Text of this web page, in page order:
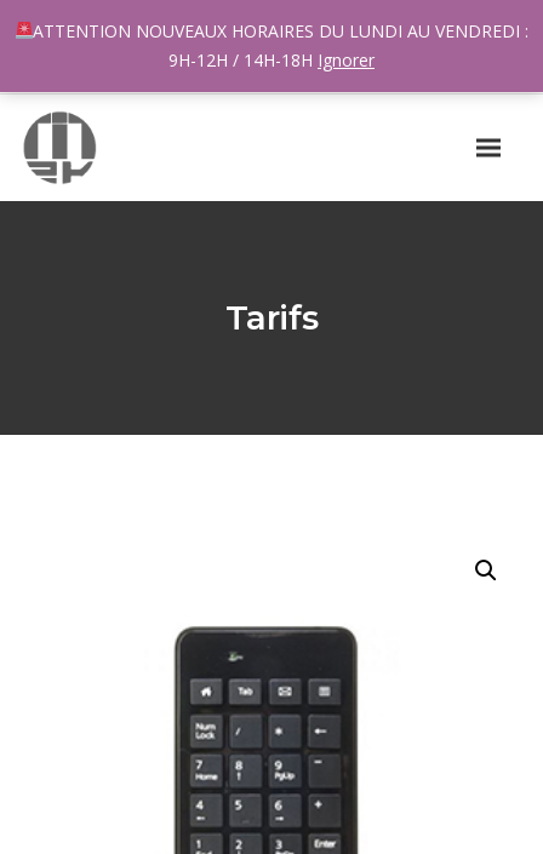
contact@m2k.fr
Tarifs
ATTENTION NOUVEAUX HORAIRES DU LUNDI AU VENDREDI :
9H-12H / 14H-18H Ignorer